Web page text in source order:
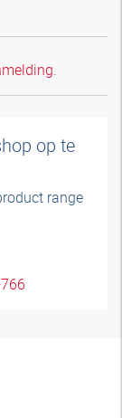
op te
range